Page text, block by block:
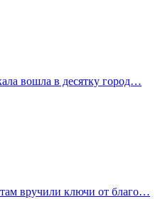
вошла в десятку город…
вручили ключи от благо…